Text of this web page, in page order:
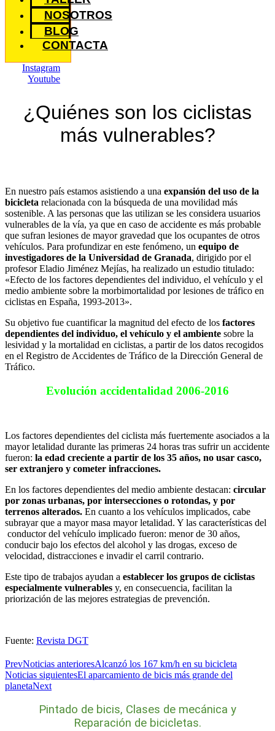
NOSOTROS
BLOG
CONTACTA
Instagram
Youtube
¿Quiénes son los ciclistas
más vulnerables?
En nuestro país estamos asistiendo a una expansión del uso de la
bicicleta relacionada con la búsqueda de una movilidad más
sostenible. A las personas que las utilizan se les considera usuarios
vulnerables de la vía, ya que en caso de accidente es más probable
que sufran lesiones de mayor gravedad que los ocupantes de otros
vehículos. Para profundizar en este fenómeno, un equipo de
investigadores de la Universidad de Granada, dirigido por el
profesor Eladio Jiménez Mejías, ha realizado un estudio titulado:
«Efecto de los factores dependientes del individuo, el vehículo y el
medio ambiente sobre la morbimortalidad por lesiones de tráfico en
ciclistas en España, 1993-2013».
Su objetivo fue cuantificar la magnitud del efecto de los factores
dependientes del individuo, el vehículo y el ambiente sobre la
lesividad y la mortalidad en ciclistas, a partir de los datos recogidos
en el Registro de Accidentes de Tráfico de la Dirección General de
Tráfico.
Evolución accidentalidad 2006-2016
Los factores dependientes del ciclista más fuertemente asociados a la
mayor letalidad durante las primeras 24 horas tras sufrir un accidente
fueron: la edad creciente a partir de los 35 años, no usar casco,
ser extranjero y cometer infracciones.
En los factores dependientes del medio ambiente destacan: circular
por zonas urbanas, por intersecciones o rotondas, y por
terrenos alterados. En cuanto a los vehículos implicados, cabe
subrayar que a mayor masa mayor letalidad. Y las características del
conductor del vehículo implicado fueron: menor de 30 años,
conducir bajo los efectos del alcohol y las drogas, exceso de
velocidad, distracciones e invadir el carril contrario.
Este tipo de trabajos ayudan a establecer los grupos de ciclistas
especialmente vulnerables y, en consecuencia, facilitan la
priorización de las mejores estrategias de prevención.
Fuente: Revista DGT
PrevNoticias anterioresAlcanzó los 167 km/h en su bicicleta
Noticias siguientesEl aparcamiento de bicis más grande del
planetaNext
Pintado de bicis, Clases de mecánica y
Reparación de bicicletas.